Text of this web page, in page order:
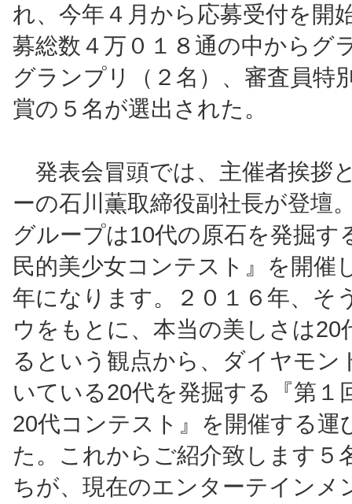
れ、今年４月から応募受付を開
募総数４万０１８通の中からグ
グランプリ（２名）、審査員特
賞の５名が選出された。
発表会冒頭では、主催者挨拶
ーの石川薫取締役副社長が登壇
グループは10代の原石を発掘す
民的美少女コンテスト』を開催
年になります。２０１６年、そ
ウをもとに、本当の美しさは20
るという観点から、ダイヤモン
いている20代を発掘する『第１
20代コンテスト』を開催する運
た。これからご紹介致します５
ちが、現在のエンターテインメ